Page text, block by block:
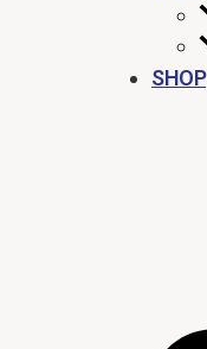
SHOP